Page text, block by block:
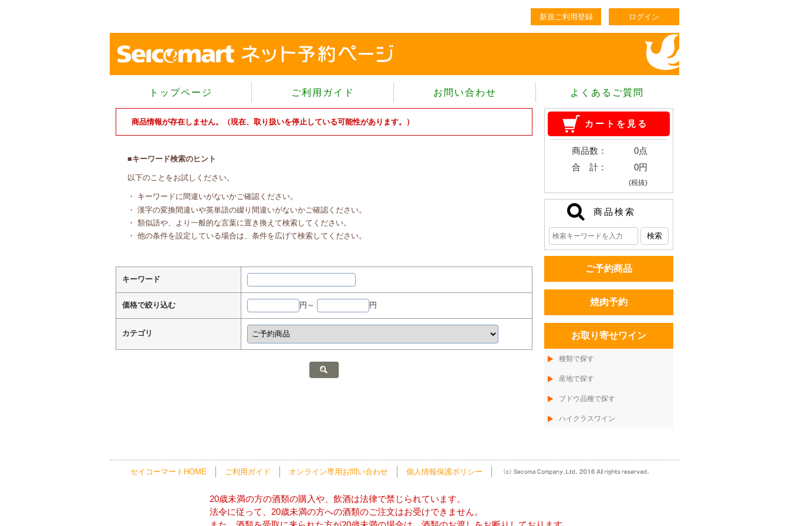
新規ご利用登録 ログイン
トップページ ご利用ガイド
当サイトについて
特定商取引法に基づく表示
よくあるご質問
お問い合わせ よくあるご質問
商品情報が存在しません。（現在、取り扱いを停止している可能性があります。）
■キーワード検索のヒント
以下のことをお試しください。
・ キーワードに間違いがないかご確認ください。
・ 漢字の変換間違いや英単語の綴り間違いがないかご確認ください。
・ 類似語や、より一般的な言葉に置き換えて検索してください。
・ 他の条件を設定している場合は、条件を広げて検索してください。
キーワード
価格で絞り込む 円～ 円
カテゴリ
カートを見る
商品数：
0点
合 計：
0円
(税抜)
商品検索
ご予約商品
焼肉予約
お取り寄せワイン
種類で探す
産地で探す
ブドウ品種で探す
ハイクラスワイン
セイコーマートHOME ご利用ガイド オンライン専用お問い合わせ 個人情報保護ポリシー
20歳未満の方の酒類の購入や、飲酒は法律で禁じられています。
法令に従って、20歳未満の方への酒類のご注文はお受けできません。